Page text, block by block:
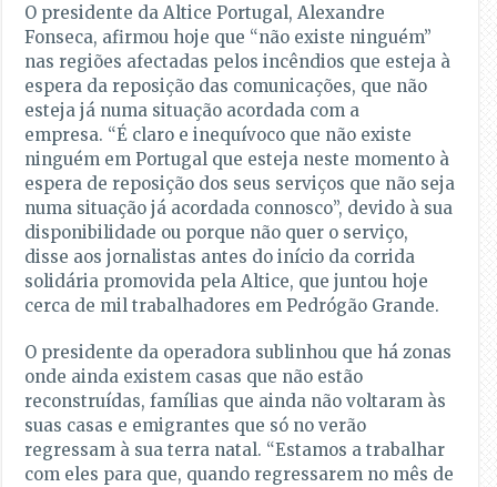
O presidente da Altice Portugal, Alexandre
Fonseca, afirmou hoje que “não existe ninguém”
nas regiões afectadas pelos incêndios que esteja à
espera da reposição das comunicações, que não
esteja já numa situação acordada com a
empresa. “É claro e inequívoco que não existe
ninguém em Portugal que esteja neste momento à
espera de reposição dos seus serviços que não seja
numa situação já acordada connosco”, devido à sua
disponibilidade ou porque não quer o serviço,
disse aos jornalistas antes do início da corrida
solidária promovida pela Altice, que juntou hoje
cerca de mil trabalhadores em Pedrógão Grande.
O presidente da operadora sublinhou que há zonas
onde ainda existem casas que não estão
reconstruídas, famílias que ainda não voltaram às
suas casas e emigrantes que só no verão
regressam à sua terra natal. “Estamos a trabalhar
com eles para que, quando regressarem no mês de